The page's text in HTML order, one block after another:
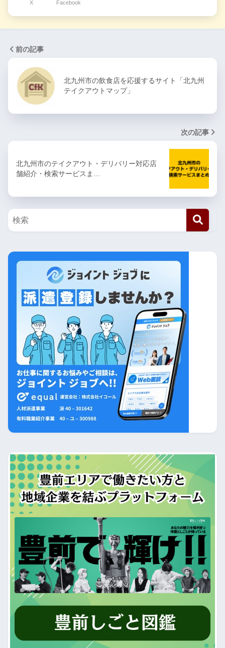
X Facebook
前の記事
北九州市の飲食店を応援するサイト「北九州
テイクアウトマップ」
次の記事
北九州市のテイクアウト・デリバリー対応店
舗紹介・検索サービスま…